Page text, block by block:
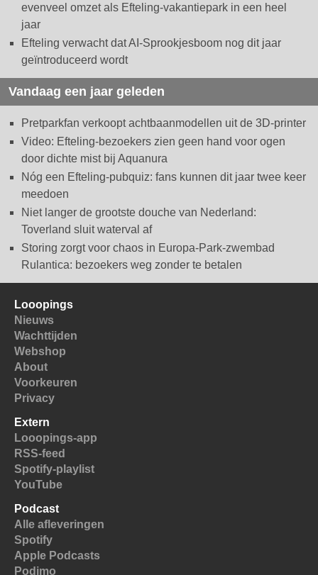
evenveel omzet als Efteling-vakantiepark in een heel
jaar
Efteling verwacht dat AI-Sprookjesboom nog dit jaar
geïntroduceerd wordt
Vandaag een jaar geleden
Pretparkfan verkoopt achtbaanmodellen uit de 3D-printer
Video: Efteling-bezoekers zien geen hand voor ogen
door dichte mist bij Aquanura
Nóg een Efteling-pubquiz: fans kunnen dit jaar twee keer
meedoen
Niet langer de grootste douche van Nederland:
Toverland sluit waterval af
Storing zorgt voor chaos in Europa-Park-zwembad
Rulantica: bezoekers weg zonder te betalen
Looopings
Nieuws
Wachttijden
Webshop
About
Voorkeuren
Privacy
Extern
Looopings-app
RSS-feed
Spotify-playlist
YouTube
Podcast
Alle afleveringen
Spotify
Apple Podcasts
Podimo